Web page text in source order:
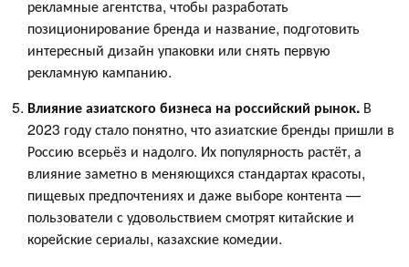
рекламные агентства, чтобы разработать
позиционирование бренда и название, подготовить
интересный дизайн упаковки или снять первую
рекламную кампанию.
Влияние азиатского бизнеса на российский рынок. В
2023 году стало понятно, что азиатские бренды пришли в
Россию всерьёз и надолго. Их популярность растёт, а
влияние заметно в меняющихся стандартах красоты,
пищевых предпочтениях и даже выборе контента —
пользователи с удовольствием смотрят китайские и
корейские сериалы, казахские комедии.